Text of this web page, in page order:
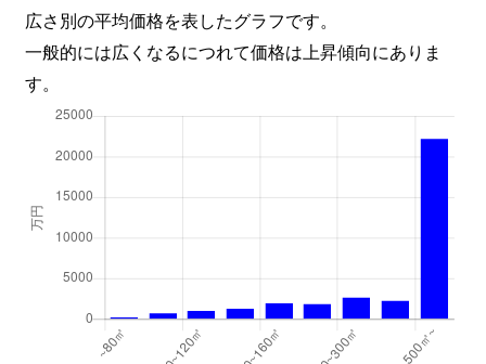
広さ別の平均価格を表したグラフです。
一般的には広くなるにつれて価格は上昇傾向にありま
す。